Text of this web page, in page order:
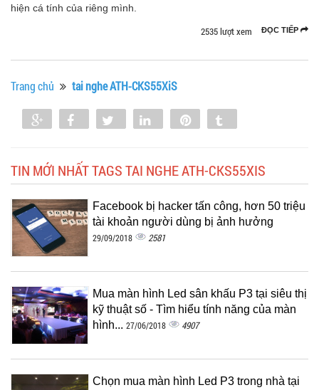
hiện cá tính của riêng mình.
ĐỌC TIẾP
2535 lượt xem
Trang chủ tai nghe ATH-CKS55XiS
Share Share Tweet Share
TIN MỚI NHẤT TAGS TAI NGHE ATH-CKS55XIS
Facebook bị hacker tấn công, hơn 50 triệu
tài khoản người dùng bị ảnh hưởng
29/09/2018 2581
Mua màn hình Led sân khấu P3 tại siêu thị
kỹ thuật số - Tìm hiểu tính năng của màn
hình... 27/06/2018 4907
Chọn mua màn hình Led P3 trong nhà tại